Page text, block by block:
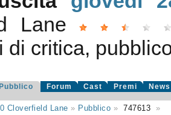
Lane
di critica,
Pubblico Forum Cast Premi News
Cloverfield Lane » Pubblico » 747613 »